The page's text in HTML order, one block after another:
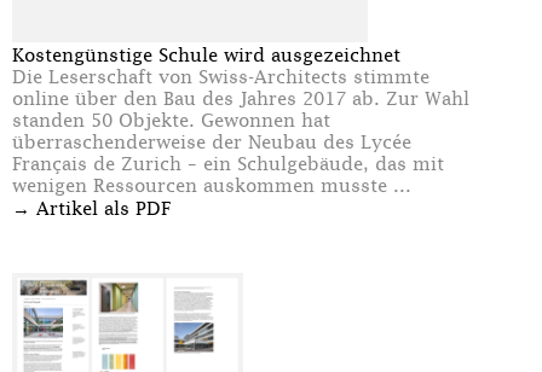
Kostengünstige Schule wird ausgezeichnet
Die Leserschaft von Swiss-Architects stimmte
online über den Bau des Jahres 2017 ab. Zur Wahl
standen 50 Objekte. Gewonnen hat
überraschenderweise der Neubau des Lycée
Français de Zurich – ein Schulgebäude, das mit
wenigen Ressourcen auskommen musste ...
→ Artikel als PDF